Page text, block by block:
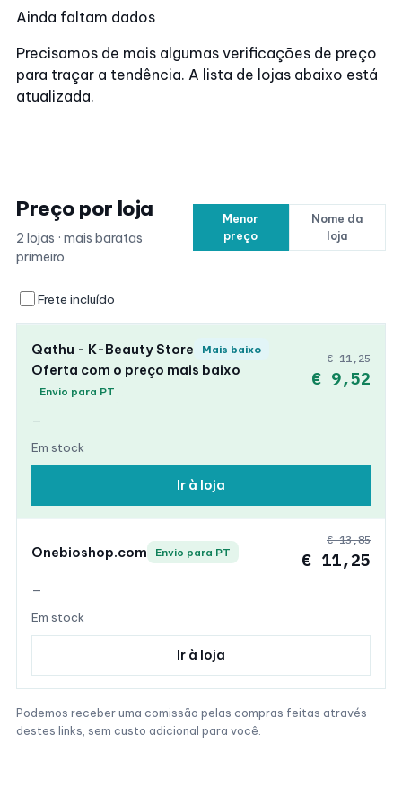
Ainda faltam dados
Precisamos de mais algumas verificações de preço
para traçar a tendência. A lista de lojas abaixo está
atualizada.
Preço por loja
2 lojas · mais baratas
primeiro
Menor
preço
Nome da
loja
Frete incluído
Qathu - K-Beauty Store Mais baixo
Oferta com o preço mais baixo
Envio para PT
—
Em stock
€ 11,25
€ 9,52
Ir à loja
Onebioshop.com Envio para PT
—
Em stock
€ 13,85
€ 11,25
Ir à loja
Podemos receber uma comissão pelas compras feitas através
destes links, sem custo adicional para você.